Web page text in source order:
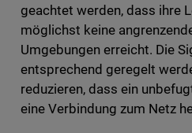
geachtet werden, dass ihre
möglichst keine
Umgebungen erreicht. Die
entsprechend geregelt
reduzieren, dass ein
eine Verbindung zum Netz